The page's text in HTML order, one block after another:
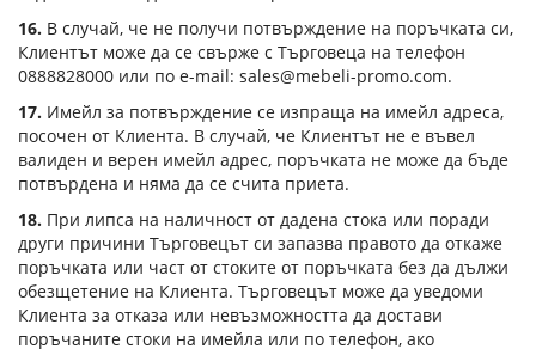
16. В случай, че не получи потвърждение на поръчката си,
Клиентът може да се свърже с Търговеца на телефон
0888828000 или по e-mail: sales@mebeli-promo.com.
17. Имейл за потвърждение се изпраща на имейл адреса,
посочен от Клиента. В случай, че Клиентът не е въвел
валиден и верен имейл адрес, поръчката не може да бъде
потвърдена и няма да се счита приета.
18. При липса на наличност от дадена стока или поради
други причини Търговецът си запазва правото да откаже
поръчката или част от стоките от поръчката без да дължи
обезщетение на Клиента. Търговецът може да уведоми
Клиента за отказа или невъзможността да достави
поръчаните стоки на имейла или по телефон, ако